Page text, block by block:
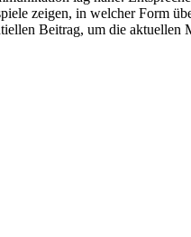
zeigen, in welcher Form
Beitrag, um die aktuellen